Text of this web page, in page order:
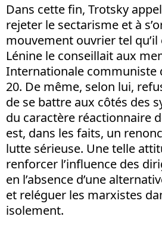
Dans cette fin, Trotsky
rejeter le sectarisme et à
mouvement ouvrier tel
Lénine le conseillait aux
Internationale communiste
20. De même, selon lui,
de se battre aux côtés des
du caractère réactionnaire
est, dans les faits, un
lutte sérieuse. Une telle
renforcer l’influence des
en l’absence d’une
et reléguer les marxistes
isolement.